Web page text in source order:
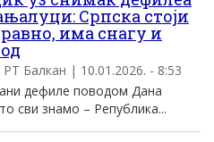
Српска стоји
има снагу и
Балкан | 10.01.2026. - 8:53
дефиле поводом Дана
сви знамо – Република...